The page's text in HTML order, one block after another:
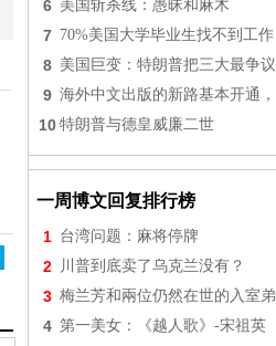
6 美国斩杀线：愚昧和麻木
7 70%美国大学毕业生找不到工作
8 美国巨变：特朗普把三大最争议
9 海外中文出版的新路基本开通，
10 特朗普与德皇威廉二世
一周博文回复排行榜
1 台湾问题：麻将停牌
2 川普到底卖了乌克兰没有？
3 梅兰芳和兩位仍然在世的入室弟
4 第一美女：《越人歌》-宋祖英